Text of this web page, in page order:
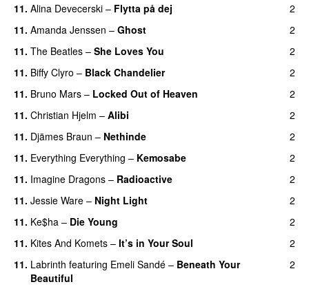
11. Alina Devecerski – Flytta på dej
2
11. Amanda Jenssen – Ghost
2
11. The Beatles – She Loves You
2
11. Biffy Clyro – Black Chandelier
2
11. Bruno Mars – Locked Out of Heaven
2
11. Christian Hjelm – Alibi
2
11. Djämes Braun – Nethinde
2
11. Everything Everything – Kemosabe
2
11. Imagine Dragons – Radioactive
2
11. Jessie Ware – Night Light
2
11. Ke$ha – Die Young
2
11. Kites And Komets – It’s in Your Soul
2
11. Labrinth featuring Emeli Sandé – Beneath Your
Beautiful
2